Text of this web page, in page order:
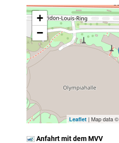
+
−
Leaflet | Map data ©
Anfahrt mit dem MVV